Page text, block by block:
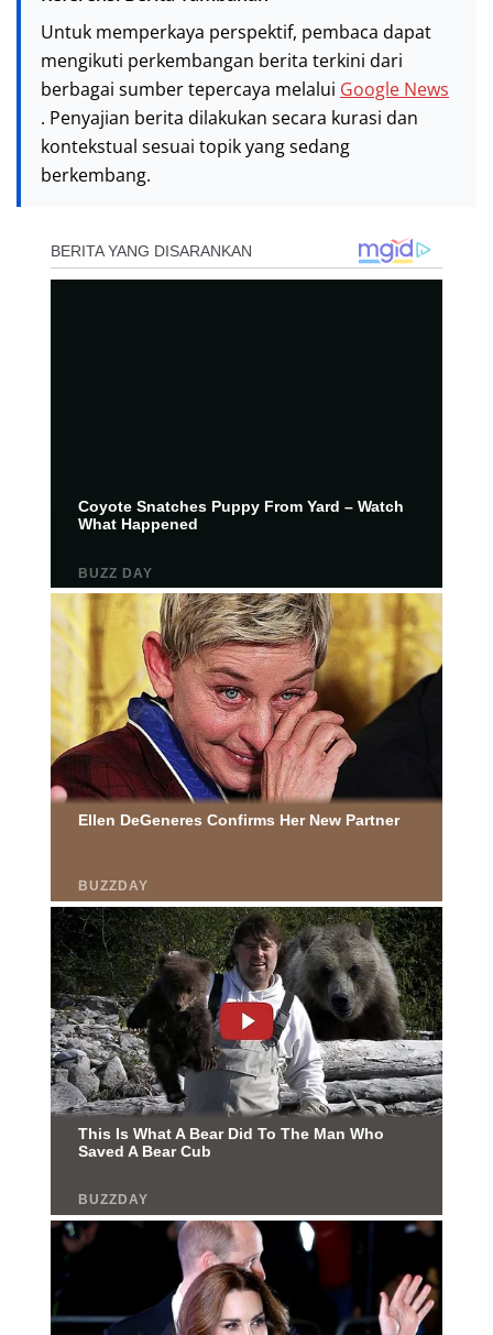
Untuk memperkaya perspektif, pembaca dapat
mengikuti perkembangan berita terkini dari
berbagai sumber tepercaya melalui Google News
. Penyajian berita dilakukan secara kurasi dan
kontekstual sesuai topik yang sedang
berkembang.